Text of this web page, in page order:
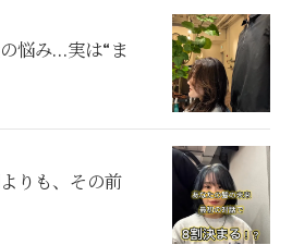
悩み…実は“ま
りも、その前